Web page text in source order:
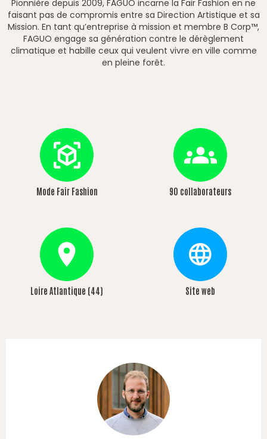
Pionnière depuis 2009, FAGUO incarne la Fair Fashion en ne
faisant pas de compromis entre sa Direction Artistique et sa
Mission. En tant qu’entreprise à mission et membre B Corp™,
FAGUO engage sa génération contre le dérèglement
climatique et habille ceux qui veulent vivre en ville comme
en pleine forêt.
Mode Fair Fashion 90 collaborateurs
Loire Atlantique (44) Site web